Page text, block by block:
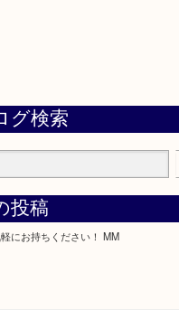
点、丁寧に査定させ
集しておりますので
い！